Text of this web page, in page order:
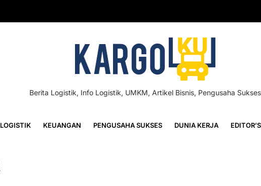
Berita Logistik, Info Logistik, UMKM, Artikel Bisnis, Pengusaha Sukses
LOGISTIK KEUANGAN PENGUSAHA SUKSES DUNIA KERJA